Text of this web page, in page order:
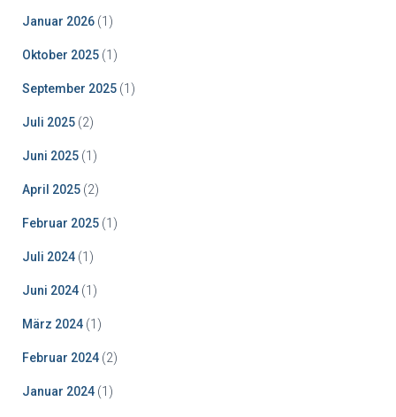
Januar 2026 (1)
Oktober 2025 (1)
September 2025 (1)
Juli 2025 (2)
Juni 2025 (1)
April 2025 (2)
Februar 2025 (1)
Juli 2024 (1)
Juni 2024 (1)
März 2024 (1)
Februar 2024 (2)
Januar 2024 (1)